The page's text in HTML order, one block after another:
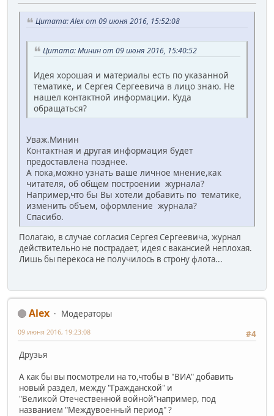
Цитата: Alex от 09 июня 2016, 15:52:08
Цитата: Минин от 09 июня 2016, 15:40:52
Идея хорошая и материалы есть по указанной
тематике, и Сергея Сергеевича в лицо знаю. Не
нашел контактной информации. Куда
обращаться?
Уваж.Минин
Контактная и другая информация будет
предоставлена позднее.
А пока,можно узнать ваше личное мнение,как
читателя, об общем построении журнала?
Например,что бы Вы хотели добавить по тематике,
изменить объем, оформление журнала?
Спасибо.
Полагаю, в случае согласия Сергея Сергеевича, журнал
действительно не пострадает, идея с вакансией неплохая.
Лишь бы перекоса не получилось в строну флота...
Alex
Модераторы
#4
09 июня 2016, 19:23:08
Друзья
А как бы вы посмотрели на то,чтобы в "ВИА" добавить
новый раздел, между "Гражданской" и
"Великой Отечественной войной"например, под
названием "Междувоенный период" ?